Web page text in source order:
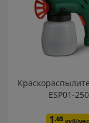
ESP01-250
1.65руб/мес